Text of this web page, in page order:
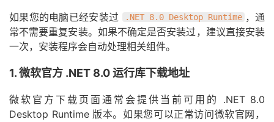
如果您的电脑已经安装过 .NET 8.0 Desktop Runtime ，通
常不需要重复安装。如果不确定是否安装过，建议直接安装
一次，安装程序会自动处理相关组件。
1. 微软官方 .NET 8.0 运行库下载地址
微软官方下载页面通常会提供当前可用的 .NET 8.0
Desktop Runtime 版本。如果您可以正常访问微软官网，